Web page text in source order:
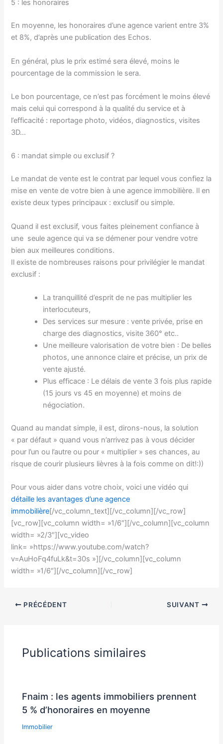
5 : les honoraires
En moyenne, les honoraires d’une agence varient entre 3%
et 8%, d’après une publication des Echos.
En général, plus le prix estimé sera élevé, moins le
pourcentage de la commission le sera.
Le bon pourcentage, ce n’est pas forcément le moins élevé
mais celui qui correspond à la qualité du service et à
l’efficacité : reportage photo, vidéos, diagnostics, visites
3D…
6 : mandat simple ou exclusif ?
Le mandat de vente est le contrat par lequel vous confiez la
mise en vente de votre bien à une agence immobilière. Il en
existe deux types principaux : exclusif ou simple.
Quand il est exclusif, vous faites pleinement confiance à
une seule agence qui va se démener pour vendre votre
bien aux meilleures conditions.
Il existe de nombreuses raisons pour privilégier le mandat
exclusif :
La tranquillité d’esprit de ne pas multiplier les
interlocuteurs,
Des services sur mesure : vente privée, prise en
charge des diagnostics, visite 360° etc..
Une meilleure valorisation de votre bien : De belles
photos, une annonce claire et précise, un prix de
vente ajusté.
Plus efficace : Le délais de vente 3 fois plus rapide
(15 jours vs 45 en moyenne) et moins de
négociation.
Quand au mandat simple, il est, dirons-nous, la solution
« par défaut » quand vous n’arrivez pas à vous décider
pour l’un ou l’autre ou pour « multiplier » ses chances, au
risque de courir plusieurs lièvres à la fois comme on dit!:))
Pour vous aider dans votre choix, voici une vidéo qui
détaille les avantages d’une agence
immobilière[/vc_column_text][/vc_column][/vc_row]
[vc_row][vc_column width= »1/6″][/vc_column][vc_column
width= »2/3″][vc_video
link= »https://www.youtube.com/watch?
v=AuHoFq4fuLk&t=30s »][/vc_column][vc_column
width= »1/6″][/vc_column][/vc_row]
PRÉCÉDENT SUIVANT
Publications similaires
Fnaim : les agents immobiliers prennent
5 % d’honoraires en moyenne
Immobilier